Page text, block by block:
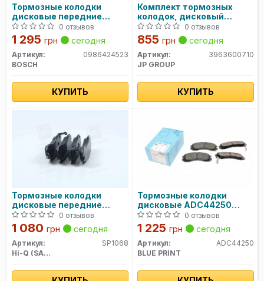
Тормозные колодки
дисковые передние
MITSUBISHI Pajero
90-,L200/400, Galant,
Lancer 0986424523
BOSCH
0 отзывов
1 295 грн сегодня
Артикул:
0986424523
BOSCH
КУПИТЬ
Комплект тормозных
колодок, дисковый
тормоз JP GROUP
0 отзывов
855 грн сегодня
Артикул:
3963600710
JP GROUP
КУПИТЬ
Тормозные колодки
дисковые передние
SP1068 SANGSIN BRAKE
0 отзывов
1 080 грн сегодня
Артикул:
SP1068
Hi-Q (SANGSIN)
Тормозные колодки
дисковые ADC44250
BLUE PRINT0 отзывов
1 225 грн сегодня
Артикул:
ADC44250
BLUE PRINT